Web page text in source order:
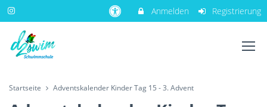
Anmelden Registrierung
Startseite Adventskalender Kinder Tag 15 - 3. Advent